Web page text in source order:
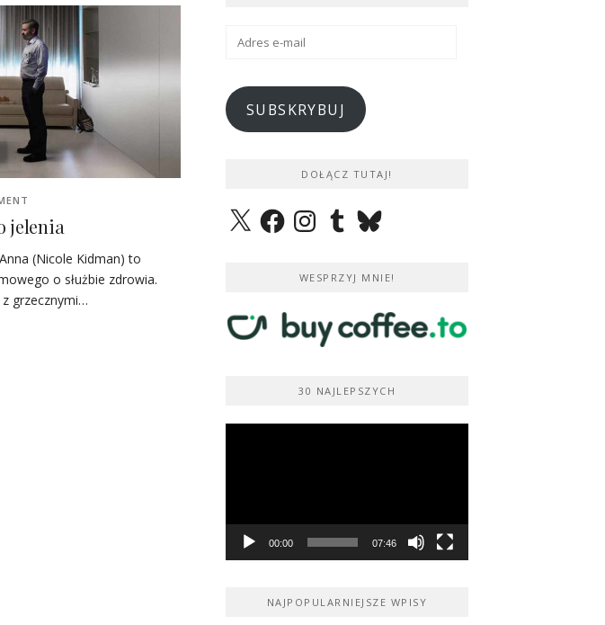
jelenia
(Nicole Kidman) to
o służbie zdrowia.
grzecznymi…
Adres
SUBSKRYBUJ
DOŁĄCZ TUTAJ!
X FacebookInstagramTumblrBluesky
WESPRZYJ MNIE!
30 NAJLEPSZYCH
00:00 07:46
NAJPOPULARNIEJSZE WPISY